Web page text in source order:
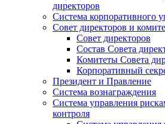
директоров
Система корпоративного
Совет директоров и
Совет директоров
Состав Совета
Комитеты Совета
Корпоративный
Президент и Правление
Система вознаграждения
Система управления
контроля